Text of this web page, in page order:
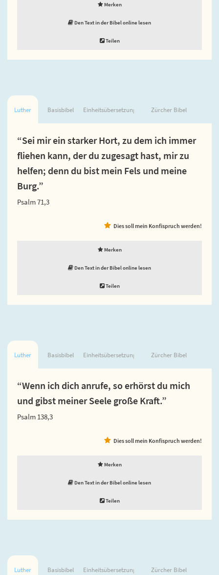
Merken
Den Text in der Bibel online lesen
Teilen
Luther Basisbibel Einheitsübersetzung Zürcher Bibel
“Sei mir ein starker Hort, zu dem ich immer
fliehen kann, der du zugesagt hast, mir zu
helfen; denn du bist mein Fels und meine
Burg.”
Psalm 71,3
Dies soll mein Konfispruch werden!
Merken
Den Text in der Bibel online lesen
Teilen
Luther Basisbibel Einheitsübersetzung Zürcher Bibel
“Wenn ich dich anrufe, so erhörst du mich
und gibst meiner Seele große Kraft.”
Psalm 138,3
Dies soll mein Konfispruch werden!
Merken
Den Text in der Bibel online lesen
Teilen
Luther Basisbibel Einheitsübersetzung Zürcher Bibel